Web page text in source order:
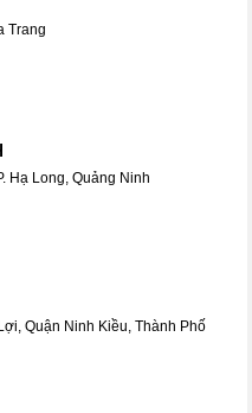
Trang
Hạ Long, Quảng Ninh
Quận Ninh Kiều, Thành Phố